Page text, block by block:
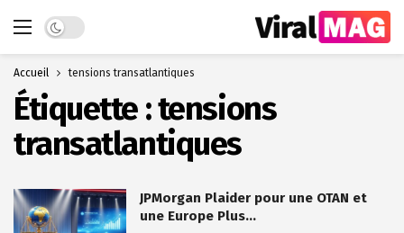
Dark mode
Accueil tensions transatlantiques
Étiquette :tensions
transatlantiques
JPMorgan Plaider pour une OTAN et
une Europe Plus…